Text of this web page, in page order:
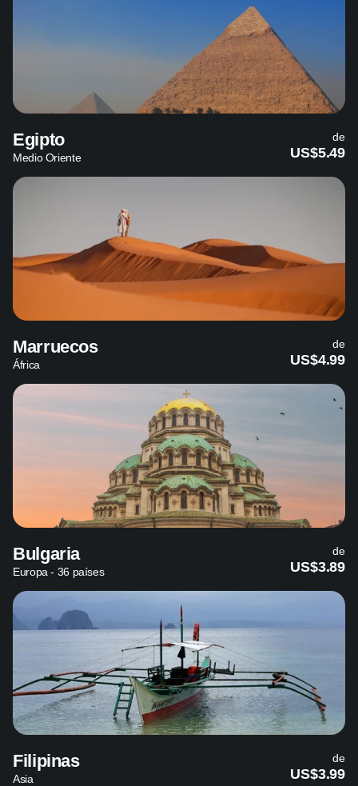
Egipto
Medio Oriente
de
US$5.49
Marruecos
África
de
US$4.99
Bulgaria
Europa - 36 países
de
US$3.89
Filipinas
Asia
de
US$3.99